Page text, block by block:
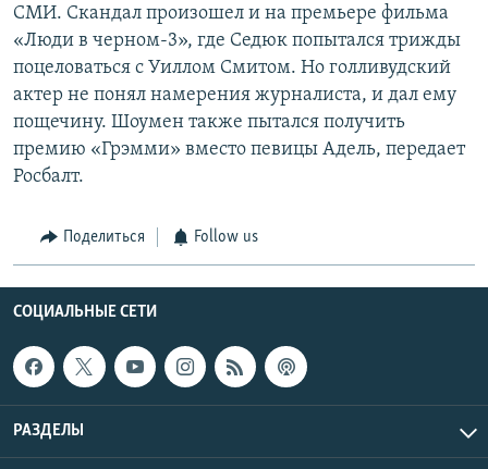
СМИ. Скандал произошел и на премьере фильма
«Люди в черном-3», где Седюк попытался трижды
поцеловаться с Уиллом Смитом. Но голливудский
актер не понял намерения журналиста, и дал ему
пощечину. Шоумен также пытался получить
премию «Грэмми» вместо певицы Адель, передает
Росбалт.
Поделиться Follow us
СОЦИАЛЬНЫЕ СЕТИ
РАЗДЕЛЫ